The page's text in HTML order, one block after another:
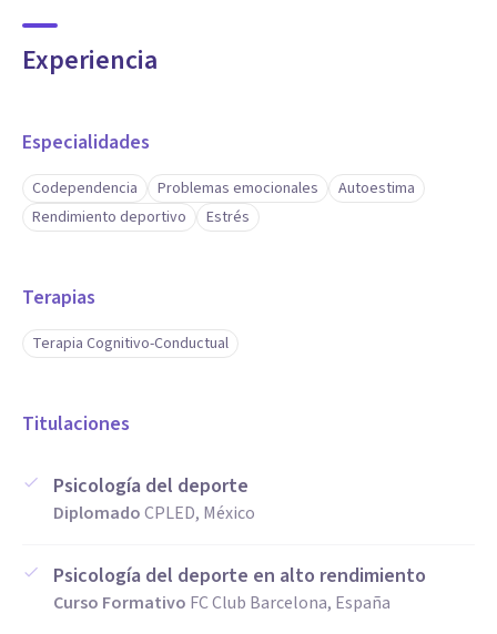
Experiencia
Especialidades
Codependencia Problemas emocionales
Autoestima
Rendimiento deportivo
Estrés
Terapias
Terapia Cognitivo-Conductual
Titulaciones
Psicología del deporte
DiplomadoCPLED, México
Psicología del deporte en alto rendimiento
Curso Formativo FC Club Barcelona, España